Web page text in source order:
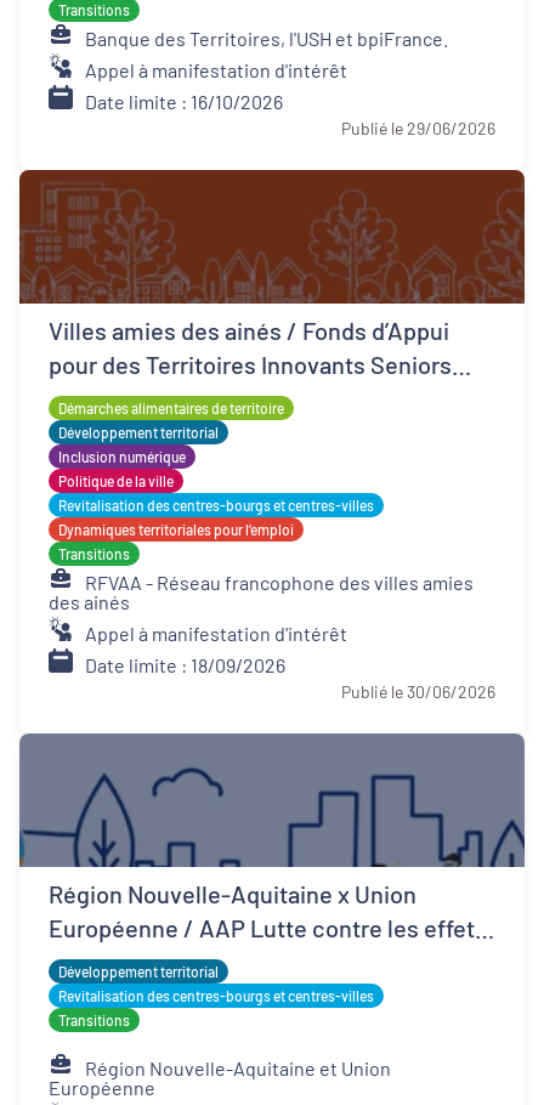
Transitions
Banque des Territoires, l'USH et bpiFrance.
Appel à manifestation d'intérêt
Date limite : 16/10/2026
Publié le 29/06/2026
Villes amies des ainés / Fonds d’Appui
pour des Territoires Innovants Seniors
(FATIS)
Démarches alimentaires de territoire
Développement territorial
Inclusion numérique
Politique de la ville
Revitalisation des centres-bourgs et centres-villes
Dynamiques territoriales pour l’emploi
Transitions
RFVAA - Réseau francophone des villes amies
des ainés
Appel à manifestation d'intérêt
Date limite : 18/09/2026
Publié le 30/06/2026
Région Nouvelle-Aquitaine x Union
Européenne / AAP Lutte contre les effets
d'îlots de chaleur urbains
Développement territorial
Revitalisation des centres-bourgs et centres-villes
Transitions
Région Nouvelle-Aquitaine et Union
Européenne